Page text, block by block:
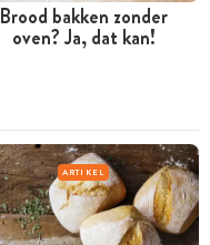
Brood bakken zonder
oven? Ja, dat kan!
ARTIKEL